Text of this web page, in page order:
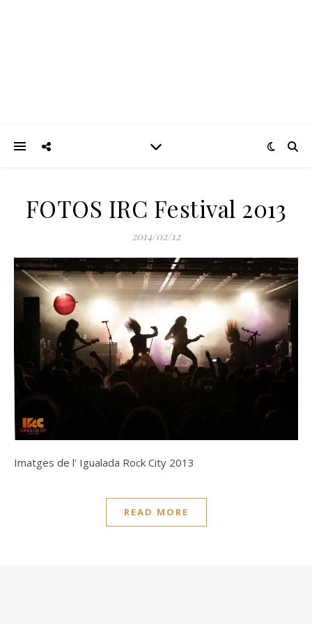
FOTOS IRC Festival 2013
2014/02/12
Imatges de l' Igualada Rock City 2013
READ MORE